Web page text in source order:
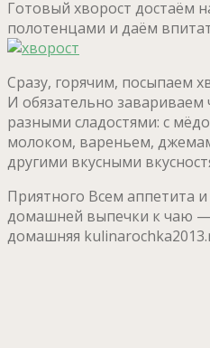
Готовый хворост достаём
полотенцами и даём
Сразу, горячим, посыпаем
И обязательно завариваем
разными сладостями: с
молоком, вареньем,
другими вкусными
Приятного Всем аппетита и
домашней выпечки к чаю —
домашняя